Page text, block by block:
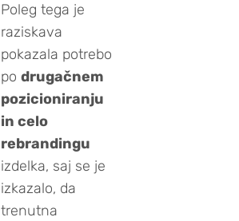
Poleg tega je
raziskava
pokazala potrebo
po drugačnem
pozicioniranju
in celo
rebrandingu
izdelka, saj se je
izkazalo, da
trenutna